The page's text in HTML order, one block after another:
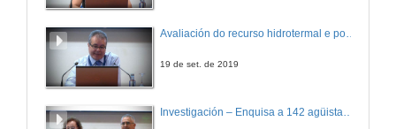
19 de set. de 2019
Investigación – Enquisa a 142 agüistas que realizaron unha cura termal nos Balnearios de Baños de Molgas (Ourense) e Augas Santas (Lugo) – Galicia – España